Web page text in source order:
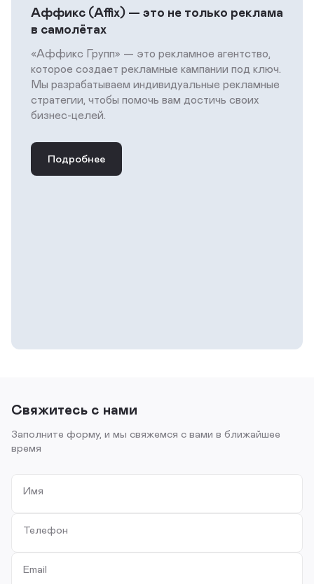
Аффикс (Affix) — это не только реклама
в самолётах
«Аффикс Групп» — это рекламное агентство,
которое создает рекламные кампании под ключ.
Мы разрабатываем индивидуальные рекламные
стратегии, чтобы помочь вам достичь своих
бизнес-целей.
Подробнее
Свяжитесь с нами
Заполните форму, и мы свяжемся с вами в ближайшее
время
Имя
Телефон
Email